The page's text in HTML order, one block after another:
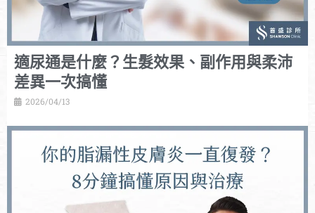
適尿通是什麼？生髮效果、副作用與柔沛
差異一次搞懂
2026/04/13